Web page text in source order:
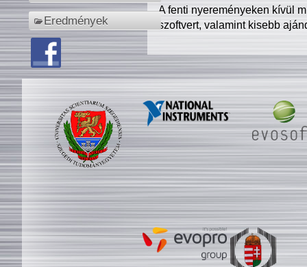
Eredmények
A fenti nyereményeken kívül
szoftvert, valamint kisebb